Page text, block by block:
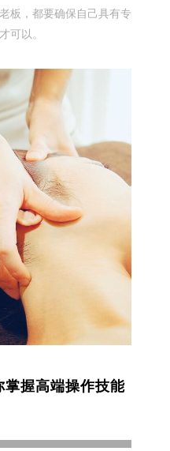
板，都要确保自己具有专
可以。
掌握高端操作技能